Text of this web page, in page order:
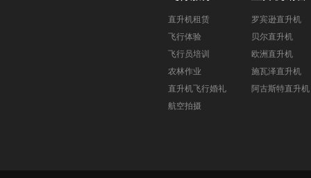
直升机租赁
飞行体验
飞行员培训
农林作业
直升机飞行婚礼
航空拍摄
罗宾逊直升机
贝尔直升机
欧洲直升机
施瓦泽直升机
阿古斯特直升机